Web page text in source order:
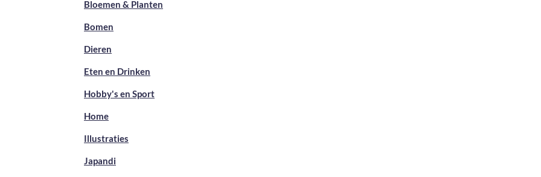
Bloemen & Planten
Bomen
Dieren
Eten en Drinken
Hobby's en Sport
Home
Illustraties
Japandi